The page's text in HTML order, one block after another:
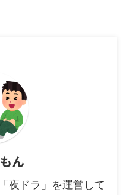
ん
夜ドラ」を運営して